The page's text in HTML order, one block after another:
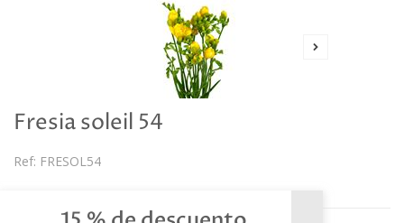
Fresia soleil 54
Ref: FRESOL54